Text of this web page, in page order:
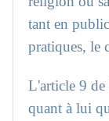
tant en
pratiques, le
L'article 9 de
quant à lui